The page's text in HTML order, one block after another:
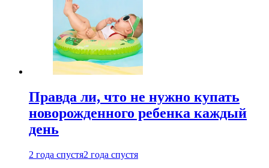
Правда ли, что не нужно купать
новорожденного ребенка каждый
день
2 года спустя2 года спустя